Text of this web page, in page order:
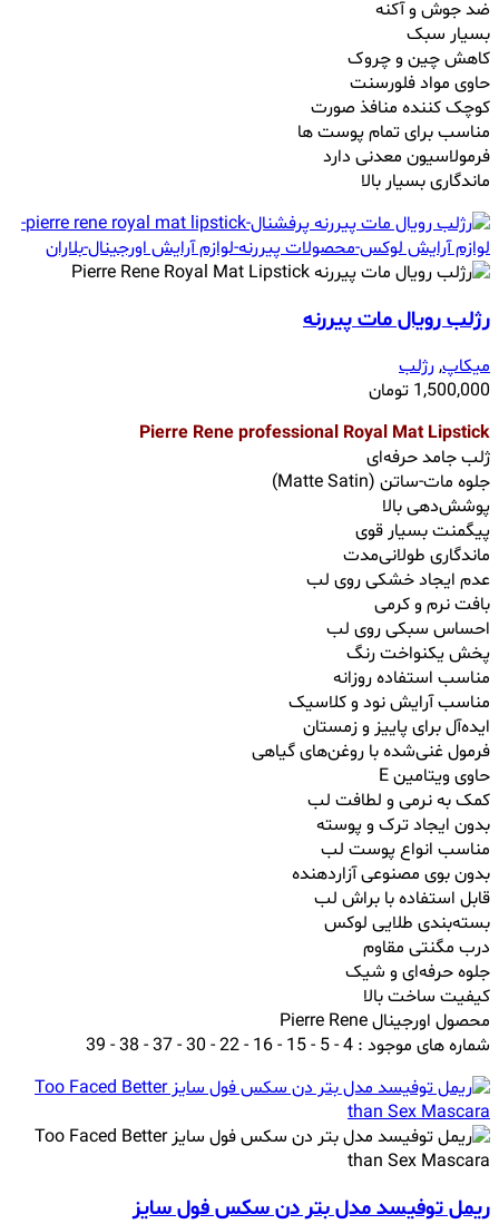
ضد جوش و آکنه
بسیار سبک
کاهش چین و چروک
حاوی مواد فلورسنت
کوچک کننده منافذ صورت
مناسب برای تمام پوست ها
فرمولاسیون معدنی دارد
ماندگاری بسیار بالا
رژلب رویال مات پیررنه
میکاپ,رژلب
1,500,000 تومان
Pierre Rene professional Royal Mat Lipstick
ژلب جامد حرفه‌ای
جلوه مات-ساتن (Matte Satin)
پوشش‌دهی بالا
پیگمنت بسیار قوی
ماندگاری طولانی‌مدت
عدم ایجاد خشکی روی لب
بافت نرم و کرمی
احساس سبکی روی لب
پخش یکنواخت رنگ
مناسب استفاده روزانه
مناسب آرایش نود و کلاسیک
ایده‌آل برای پاییز و زمستان
فرمول غنی‌شده با روغن‌های گیاهی
حاوی ویتامین E
کمک به نرمی و لطافت لب
بدون ایجاد ترک و پوسته
مناسب انواع پوست لب
بدون بوی مصنوعی آزاردهنده
قابل استفاده با براش لب
بسته‌بندی طلایی لوکس
درب مگنتی مقاوم
جلوه حرفه‌ای و شیک
کیفیت ساخت بالا
محصول اورجینال Pierre Rene
شماره های موجود : 4 - 5 - 15 - 16 - 22 - 30 - 37 - 38 - 39
ریمل توفیسد مدل بتر دن سکس فول سایز